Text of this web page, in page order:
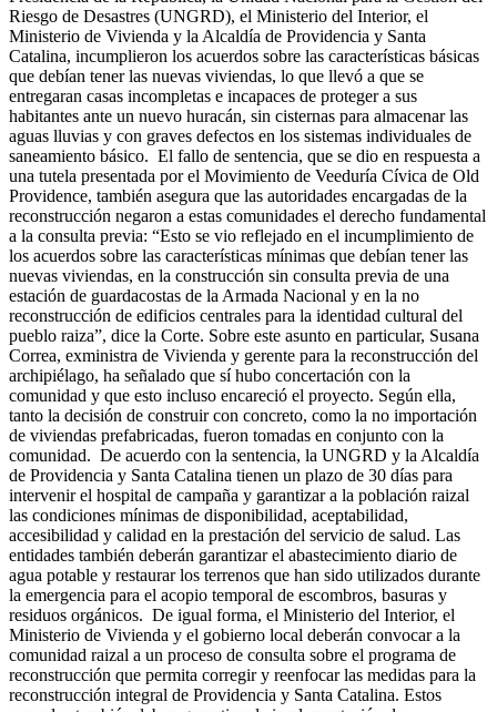
Riesgo de Desastres (UNGRD), el Ministerio del Interior, el
Ministerio de Vivienda y la Alcaldía de Providencia y Santa
Catalina, incumplieron los acuerdos sobre las características básicas
que debían tener las nuevas viviendas, lo que llevó a que se
entregaran casas incompletas e incapaces de proteger a sus
habitantes ante un nuevo huracán, sin cisternas para almacenar las
aguas lluvias y con graves defectos en los sistemas individuales de
saneamiento básico. El fallo de sentencia, que se dio en respuesta a
una tutela presentada por el Movimiento de Veeduría Cívica de Old
Providence, también asegura que las autoridades encargadas de la
reconstrucción negaron a estas comunidades el derecho fundamental
a la consulta previa: “Esto se vio reflejado en el incumplimiento de
los acuerdos sobre las características mínimas que debían tener las
nuevas viviendas, en la construcción sin consulta previa de una
estación de guardacostas de la Armada Nacional y en la no
reconstrucción de edificios centrales para la identidad cultural del
pueblo raiza”, dice la Corte. Sobre este asunto en particular, Susana
Correa, exministra de Vivienda y gerente para la reconstrucción del
archipiélago, ha señalado que sí hubo concertación con la
comunidad y que esto incluso encareció el proyecto. Según ella,
tanto la decisión de construir con concreto, como la no importación
de viviendas prefabricadas, fueron tomadas en conjunto con la
comunidad. De acuerdo con la sentencia, la UNGRD y la Alcaldía
de Providencia y Santa Catalina tienen un plazo de 30 días para
intervenir el hospital de campaña y garantizar a la población raizal
las condiciones mínimas de disponibilidad, aceptabilidad,
accesibilidad y calidad en la prestación del servicio de salud. Las
entidades también deberán garantizar el abastecimiento diario de
agua potable y restaurar los terrenos que han sido utilizados durante
la emergencia para el acopio temporal de escombros, basuras y
residuos orgánicos. De igual forma, el Ministerio del Interior, el
Ministerio de Vivienda y el gobierno local deberán convocar a la
comunidad raizal a un proceso de consulta sobre el programa de
reconstrucción que permita corregir y reenfocar las medidas para la
reconstrucción integral de Providencia y Santa Catalina. Estos